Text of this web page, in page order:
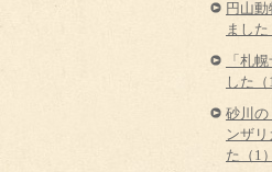
円山
ました
「札
した（
砂川の
ンザ
た（1）